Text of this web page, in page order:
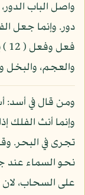
واصل الباب
دور. وإنما جعل
والعجم، والبخل
ومن قال في
وإنما أنث الفلك
تجرى في البحر.
نحو السماء عند
على السحاب،